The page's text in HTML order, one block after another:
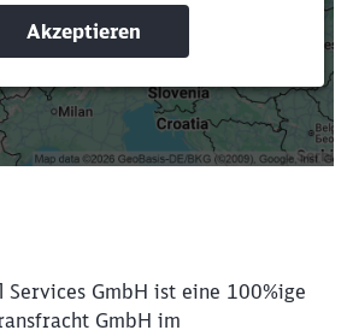
eingeben
Filter setzen
GmbH ist eine 100%ige
GmbH im